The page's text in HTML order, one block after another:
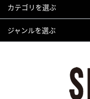
カテゴリを選ぶ
ジャンルを選ぶ